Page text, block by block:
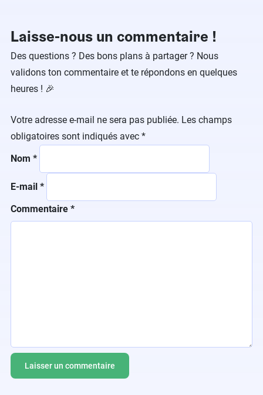
Laisse-nous un commentaire !
Des questions ? Des bons plans à partager ? Nous
validons ton commentaire et te répondons en quelques
heures ! 🎉
Votre adresse e-mail ne sera pas publiée. Les champs
obligatoires sont indiqués avec *
Commentaire *
Nom *
E-mail *